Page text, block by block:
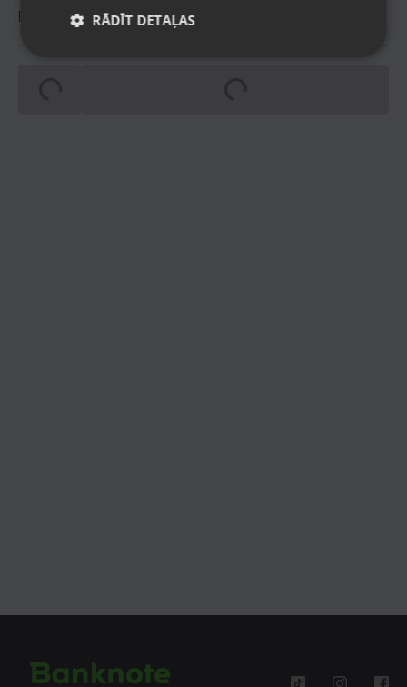
Piegādes veidi
Spinning
RĀDĪT DETAĻAS